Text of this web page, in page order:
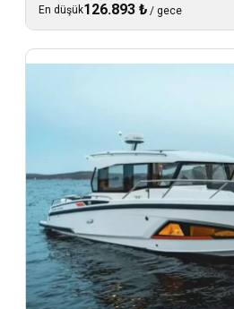
En düşük126.893 ₺ / gece